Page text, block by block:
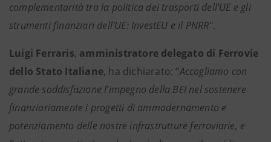
complementarità tra la politica dei trasporti dell'UE e gli
strumenti finanziari dell'UE: InvestEU e il PNRR".
Luigi Ferraris, amministratore delegato di Ferrovie
dello Stato Italiane, ha dichiarato: “Accogliamo con
grande soddisfazione l’impegno della BEI nel sostenere
finanziariamente i progetti di ammodernamento e
potenziamento delle nostre infrastrutture ferroviarie, e